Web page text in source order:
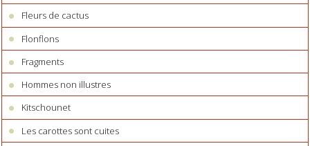
Fleurs de cactus
Flonflons
Fragments
Hommes non illustres
Kitschounet
Les carottes sont cuites